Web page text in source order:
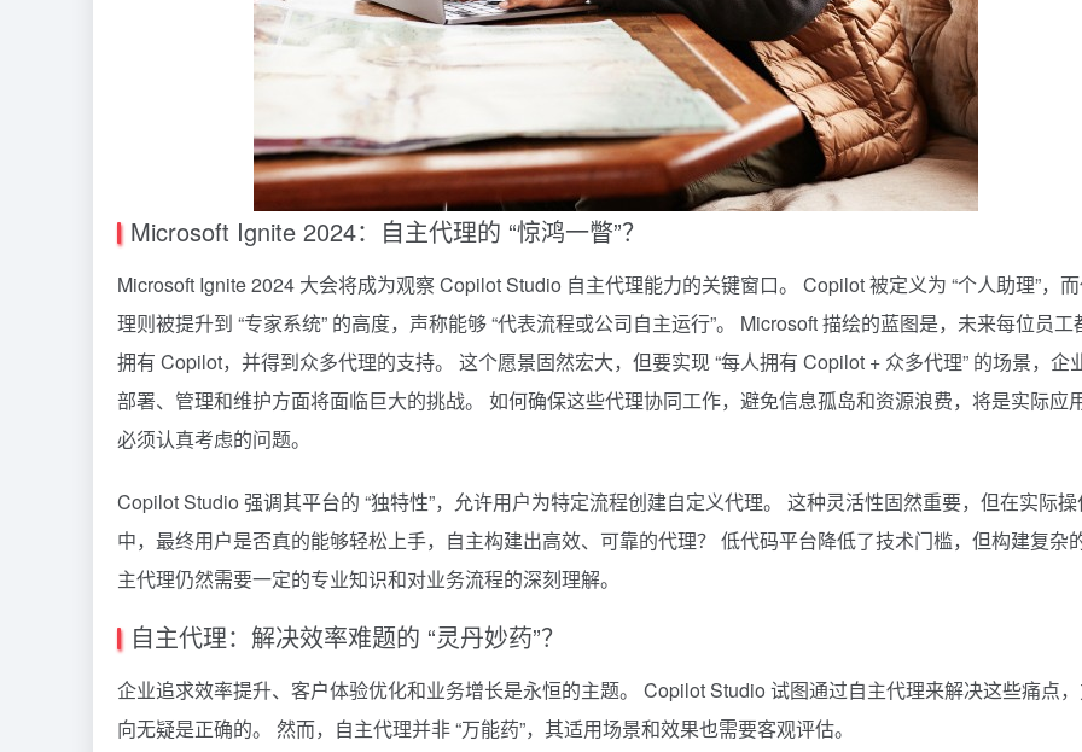
Microsoft Ignite 2024：自主代理的 “惊鸿一瞥”？
Microsoft Ignite 2024 大会将成为观察 Copilot Studio 自主代理能力的关键窗口。 Copilot 被定义为 “个人助理”，
理则被提升到 “专家系统” 的高度，声称能够 “代表流程或公司自主运行”。 Microsoft 描绘的蓝图是，未来每位员工
拥有 Copilot，并得到众多代理的支持。 这个愿景固然宏大，但要实现 “每人拥有 Copilot + 众多代理” 的场景，企
部署、管理和维护方面将面临巨大的挑战。 如何确保这些代理协同工作，避免信息孤岛和资源浪费，将是实际应
必须认真考虑的问题。
Copilot Studio 强调其平台的 “独特性”，允许用户为特定流程创建自定义代理。 这种灵活性固然重要，但在实际
中，最终用户是否真的能够轻松上手，自主构建出高效、可靠的代理？ 低代码平台降低了技术门槛，但构建复杂
主代理仍然需要一定的专业知识和对业务流程的深刻理解。
自主代理：解决效率难题的 “灵丹妙药”？
企业追求效率提升、客户体验优化和业务增长是永恒的主题。 Copilot Studio 试图通过自主代理来解决这些痛点
向无疑是正确的。 然而，自主代理并非 “万能药”，其适用场景和效果也需要客观评估。